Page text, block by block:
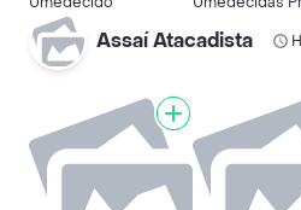
Assaí Atacadista